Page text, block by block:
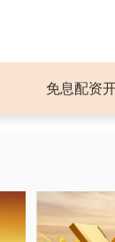
免息配资